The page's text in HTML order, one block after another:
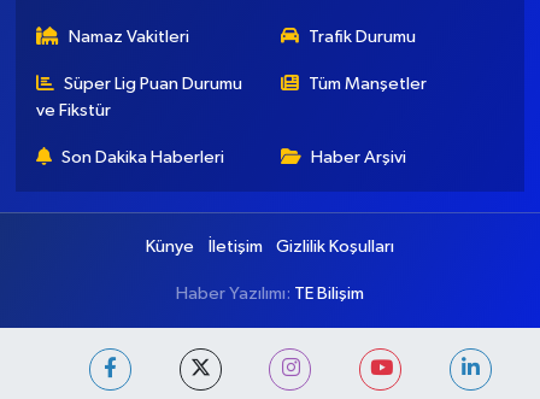
Nöbetçi Eczaneler
Namaz Vakitleri Trafik Durumu
Künye İletişim Gizlilik Koşulları